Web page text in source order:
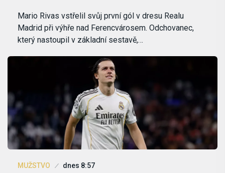
Mario Rivas vstřelil svůj první gól v dresu Realu
Madrid při výhře nad Ferencvárosem. Odchovanec,
který nastoupil v základní sestavě,…
MUŽSTVO dnes 8:57